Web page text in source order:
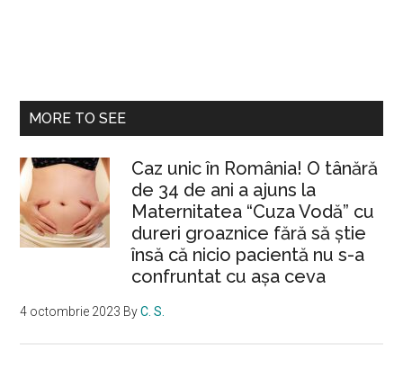
MORE TO SEE
Caz unic în România! O tânără
de 34 de ani a ajuns la
Maternitatea “Cuza Vodă” cu
dureri groaznice fără să ştie
însă că nicio pacientă nu s-a
confruntat cu așa ceva
4 octombrie 2023 ByC. S.